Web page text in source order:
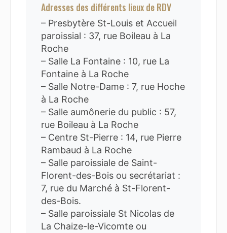
Adresses des différents lieux de RDV
– Presbytère St-Louis et Accueil
paroissial : 37, rue Boileau à La
Roche
– Salle La Fontaine : 10, rue La
Fontaine à La Roche
– Salle Notre-Dame : 7, rue Hoche
à La Roche
– Salle aumônerie du public : 57,
rue Boileau à La Roche
– Centre St-Pierre : 14, rue Pierre
Rambaud à La Roche
– Salle paroissiale de Saint-
Florent-des-Bois ou secrétariat :
7, rue du Marché à St-Florent-
des-Bois.
– Salle paroissiale St Nicolas de
La Chaize-le-Vicomte ou